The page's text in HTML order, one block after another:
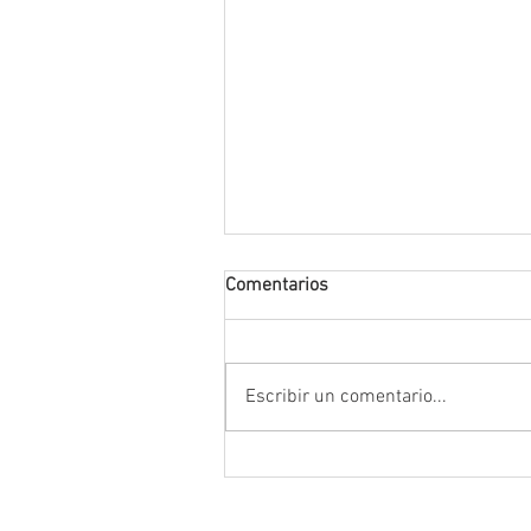
Comentarios
Escribir un comentario...